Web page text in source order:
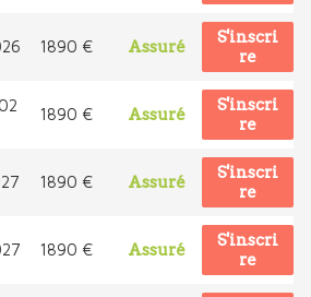
1890 € Assuré
S'inscri
re
1890 € Assuré
S'inscri
re
1890 € Assuré
S'inscri
re
1890 € Assuré
S'inscri
re